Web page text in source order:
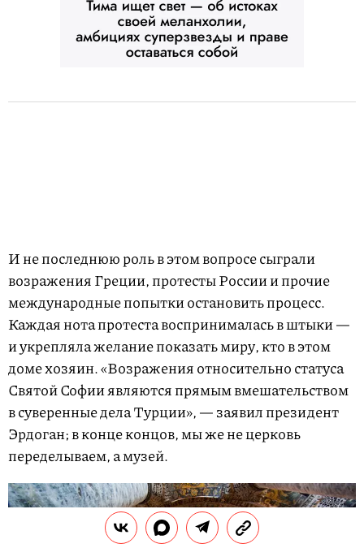
И не последнюю роль в этом вопросе сыграли
возражения Греции, протесты России и прочие
международные попытки остановить процесс.
Каждая нота протеста воспринималась в штыки —
и укрепляла желание показать миру, кто в этом
доме хозяин. «Возражения относительно статуса
Святой Софии являются прямым вмешательством
в суверенные дела Турции», — заявил президент
Эрдоган; в конце концов, мы же не церковь
переделываем, а музей.